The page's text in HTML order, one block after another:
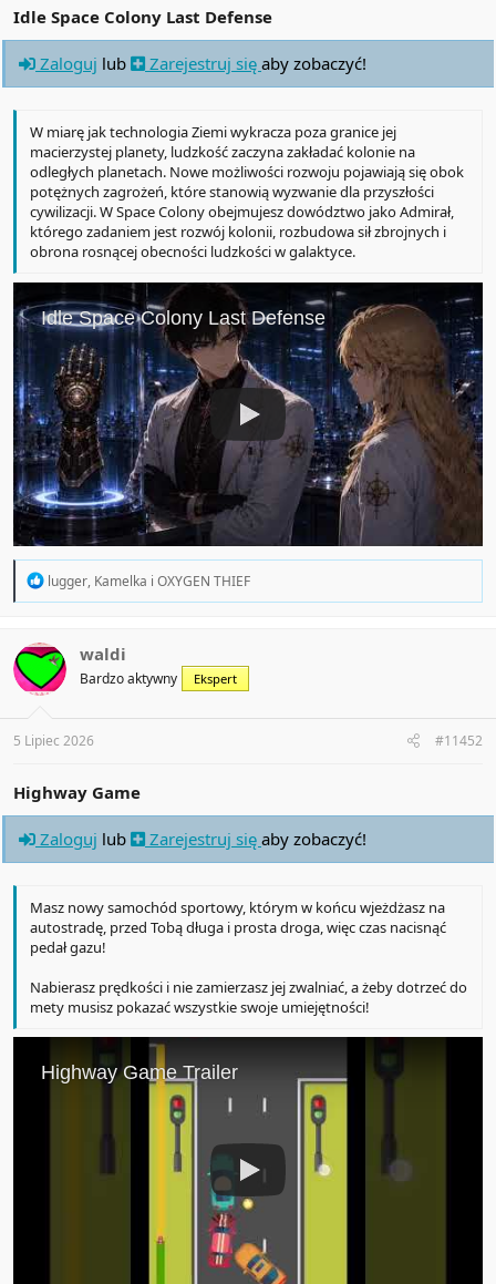
Idle Space Colony Last Defense
Zaloguj lub Zarejestruj się aby zobaczyć!
W miarę jak technologia Ziemi wykracza poza granice jej
macierzystej planety, ludzkość zaczyna zakładać kolonie na
odległych planetach. Nowe możliwości rozwoju pojawiają się obok
potężnych zagrożeń, które stanowią wyzwanie dla przyszłości
cywilizacji. W Space Colony obejmujesz dowództwo jako Admirał,
którego zadaniem jest rozwój kolonii, rozbudowa sił zbrojnych i
obrona rosnącej obecności ludzkości w galaktyce.
R
t
i
o
s
:
lugger, Kamelka i OXYGEN THIEF
waldi
Bardzo aktywny Ekspert
5 Lipiec 2026 #11452
Highway Game
Zaloguj lub Zarejestruj się aby zobaczyć!
Masz nowy samochód sportowy, którym w końcu wjeżdżasz na
autostradę, przed Tobą długa i prosta droga, więc czas nacisnąć
pedał gazu!
Nabierasz prędkości i nie zamierzasz jej zwalniać, a żeby dotrzeć do
mety musisz pokazać wszystkie swoje umiejętności!